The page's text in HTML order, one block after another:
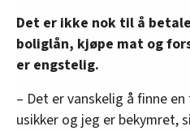
Det er ikke nok til å
boliglån, kjøpe mat og
er engstelig.
– Det er vanskelig å finne
usikker og jeg er bekymret,